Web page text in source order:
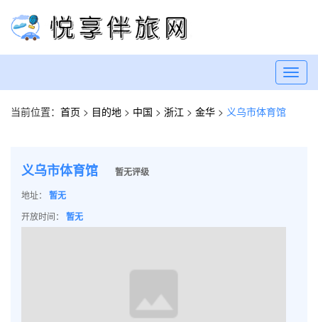
当前位置： 首页 > 目的地 > 中国 > 浙江 > 金华 > 义乌市体育馆
义乌市体育馆 暂无评级
地址： 暂无
开放时间： 暂无